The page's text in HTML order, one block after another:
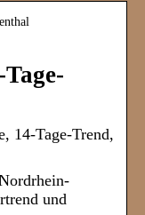
14-Tage-Trend,
und